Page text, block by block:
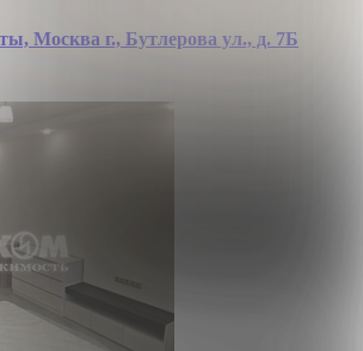
Москва г., Бутлерова ул., д. 7Б